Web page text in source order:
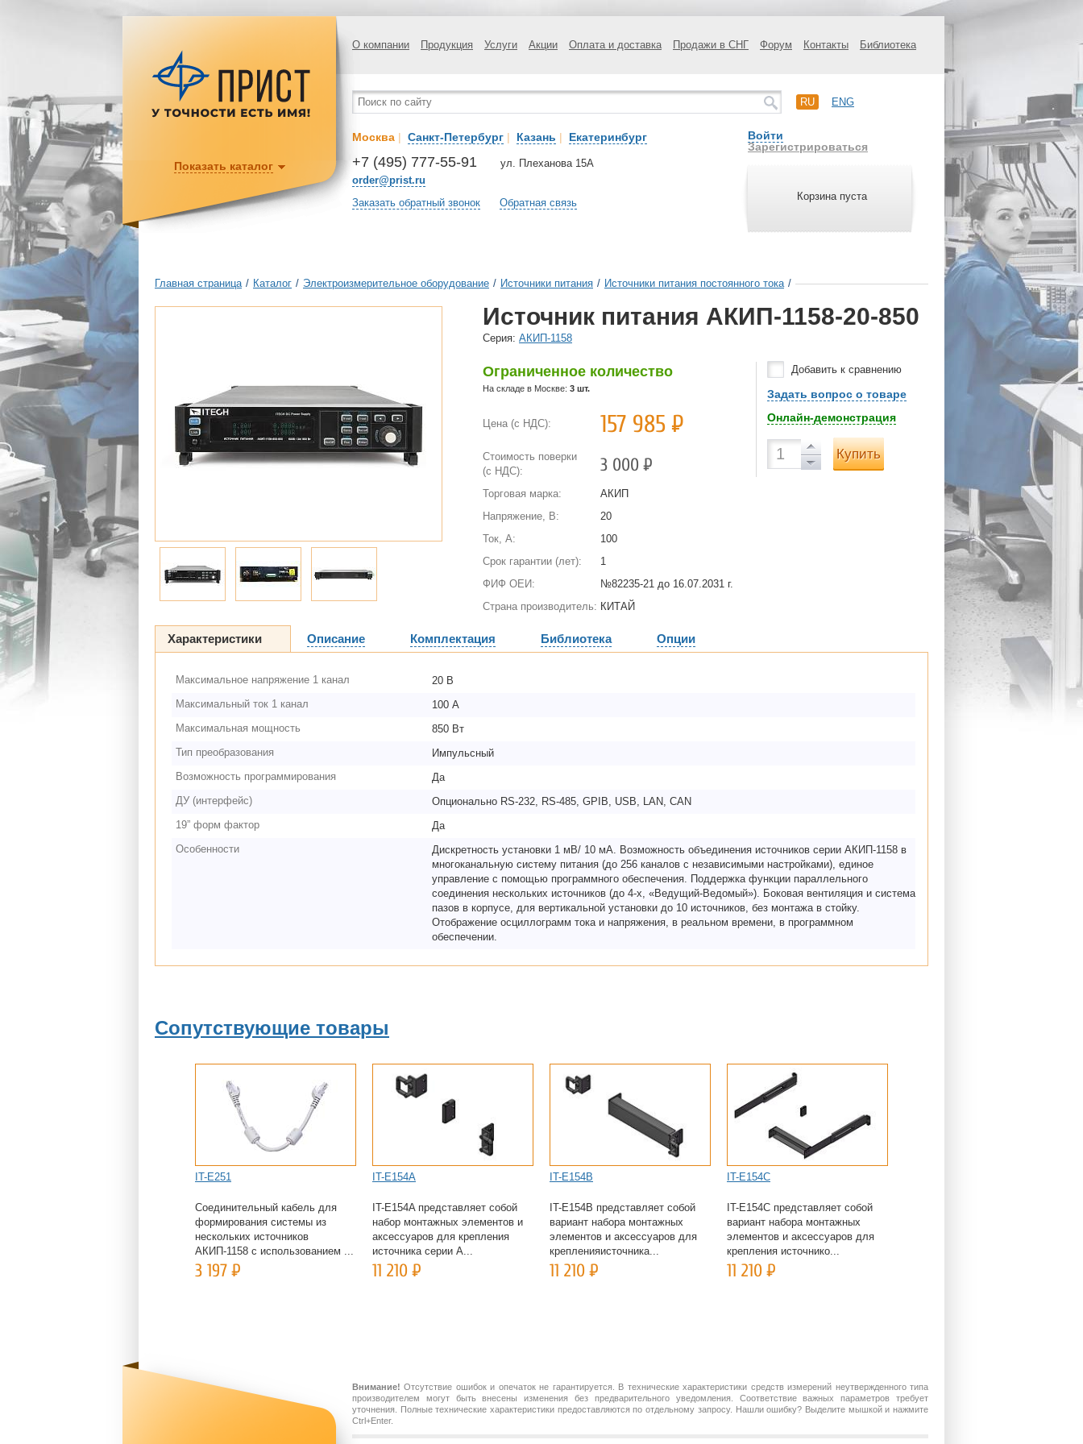
О компании Продукция Услуги Акции Оплата и доставка Продажи в СНГ Форум Контакты Библиотека
RU ENG
Москва | Санкт-Петербург | Казань | Екатеринбург
+7 (495) 777-55-91
order@prist.ru
ул. Плеханова 15А
Заказать обратный звонок Обратная связь
Войти
Зарегистрироваться
Корзина пуста
Показать каталог
Главная страница / Каталог / Электроизмерительное оборудование / Источники питания / Источники питания постоянного тока /
Источник питания АКИП-1158-20-850
Cерия: АКИП-1158
Ограниченное количество
На складе в Москве: 3 шт.
Цена (с НДС): 157 985 Р
Стоимость поверки
(с НДС):
3 000Р
Торговая марка:
АКИП
Напряжение, В:
20
Ток, А:
100
Срок гарантии (лет):
1
ФИФ ОЕИ:
№82235-21 до 16.07.2031 г.
Страна производитель: КИТАЙ
Добавить к сравнению
Задать вопрос о товаре
Онлайн-демонстрация
Купить
Характеристики Описание Комплектация Библиотека Опции
Максимальное напряжение 1 канал
20 В
Максимальный ток 1 канал
100 А
Максимальная мощность
850 Вт
Тип преобразования
Импульсный
Возможность программирования
Да
ДУ (интерфейс)
Опционально RS-232, RS-485, GPIB, USB, LAN, CAN
19” форм фактор
Да
Особенности
Дискретность установки 1 мВ/ 10 мА. Возможность объединения источников серии АКИП-1158 в
многоканальную систему питания (до 256 каналов с независимыми настройками), единое
управление с помощью программного обеспечения. Поддержка функции параллельного
соединения нескольких источников (до 4-х, «Ведущий-Ведомый»). Боковая вентиляция и система
пазов в корпусе, для вертикальной установки до 10 источников, без монтажа в стойку.
Отображение осциллограмм тока и напряжения, в реальном времени, в программном
обеспечении.
Сопутствующие товары
IT-E251
Соединительный кабель для
формирования системы из
нескольких источников
АКИП-1158 с использованием ...
3 197Р
IT-E154A
IT-E154A представляет собой
набор монтажных элементов и
аксессуаров для крепления
источника серии А...
11 210Р
IT-E154B
IT-E154B представляет собой
вариант набора монтажных
элементов и аксессуаров для
крепленияисточника...
11 210Р
IT-E154C
IT-E154C представляет собой
вариант набора монтажных
элементов и аксессуаров для
крепления источнико...
11 210Р
Внимание! Отсутствие ошибок и опечаток не гарантируется. В технические характеристики средств измерений неутвержденного типа
производителем могут быть внесены изменения без предварительного уведомления. Соответствие важных параметров требует
уточнения. Полные технические характеристики предоставляются по отдельному запросу. Нашли ошибку? Выделите мышкой и нажмите
Ctrl+Enter.